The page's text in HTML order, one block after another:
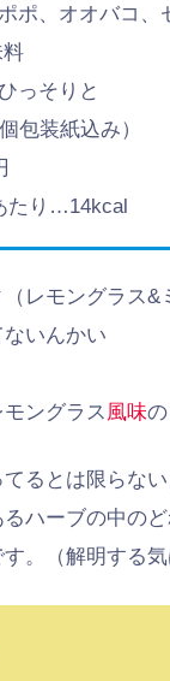
ポ、オオバコ
料
っそりと
包装紙込み）
たり…14kcal
レモングラス&
いんかい
ングラス風味
るとは限らな
ハーブの中の
。（解明する気